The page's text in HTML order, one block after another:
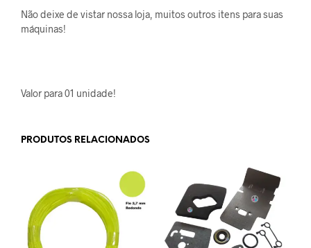
Não deixe de vistar nossa loja, muitos outros itens para suas
máquinas!
Valor para 01 unidade!
PRODUTOS RELACIONADOS